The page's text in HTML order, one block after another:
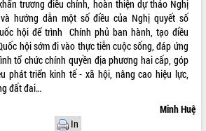
trương điều chỉnh, hoàn thiện dự thảo Nghị
hướng dẫn một số điều của Nghị quyết số
hội để trình Chính phủ ban hành, tạo điều
hội sớm đi vào thực tiễn cuộc sống, đáp ứng
tổ chức chính quyền địa phương hai cấp, góp
phát triển kinh tế - xã hội, nâng cao hiệu lực,
đất đai…
Minh Huệ
In